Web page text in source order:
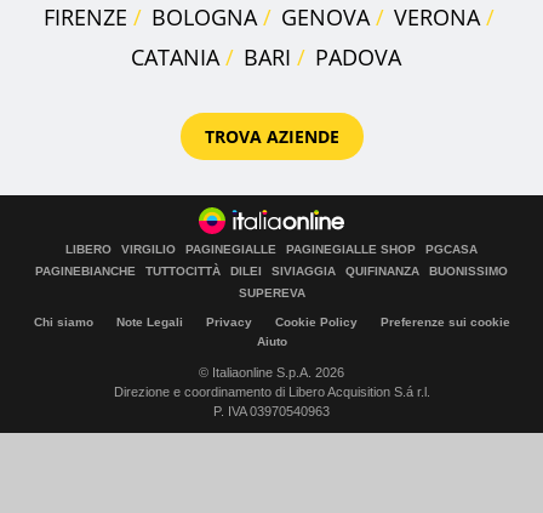
FIRENZE
BOLOGNA GENOVA
VERONA
CATANIA
BARI PADOVA
TROVA AZIENDE
LIBERO VIRGILIO PAGINEGIALLE PAGINEGIALLE SHOP
PGCASA
PAGINEBIANCHE
TUTTOCITTÀ DILEI SIVIAGGIA QUIFINANZA
BUONISSIMO
SUPEREVA
Chi siamo Note Legali Privacy Cookie Policy
Preferenze sui cookie
Aiuto
© Italiaonline S.p.A. 2026
Direzione e coordinamento di Libero Acquisition S.á r.l.
P. IVA 03970540963